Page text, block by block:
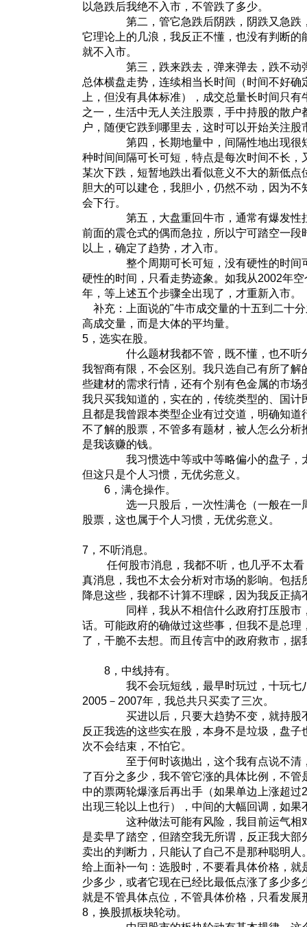
以急跌后我绝不入市，不管跌了多少。
第二，管它急跌后阴跌，阴跌又急跌，
它理论上的几浪，我反正不懂，也没有判断的
就不入市。
第三，跌来跌去，弹来弹去，跌不动弹
总体横盘走势，连续相当长时间（时间不好确
上，但没有具体标准），成交总量长时间只
之一，生活中无人关注股票，手中持股的散户
户，随便它跌到哪里去，这时可以开始关注股
第四，长期地量中，间隔性地出现很短
种时间间隔可长可短，特点是每次时间不长，
某次下跌，短暂地跌出看似意义不大的新低点
胆大的可以建仓，我胆小，仍然不动，因为不
会下行。
第五，大盘重回牛市，通常有爆发性拉
前面的震仓式的偶而急拉，所以宁可踏空一段
以上，确定了趋势，才入市。
整个周期可长可短，没有硬性的时间可
硬性的时间，只看走势迹象。如我从2002年
年，等上述五个步骤全出现了，才重新入市。
补充：上面说的"牛市成交量的十五到二十
高成交量，而是大体的平均量。
5，选实在股。
什么题材我都不管，既不懂，也不听分
我智商有限，不会区别。我只选自己有所了解
些建材的需求行情，还有个别有色金属的市场
我只买我知道的，实在的，传统类型的、国计
且都是我曾跟本类型企业有过交道，明确知
不了解的股票，不管多有题材，被人怎么分析
是我该赚的钱。
我习惯选中等或中等略偏小的盘子，太
但这只是个人习惯，无优劣意义。
6，满仓操作。
选一只股后，一次性满仓（一般在一周
股票，这也属于个人习惯，无优劣意义。
7，不听消息。
任何股市消息，我都不听，也几乎不太看
真消息，我也不太会分析对市场的影响。包括
降息这些，我都不计算不理睬，因为我反正搞
同样，我从不相信什么政府打压股市，
话。可能政府的确做过这些事，但我不是总理
了，干脆不去想。而且传言中的政府救市，据
8，中线持有。
我不会玩短线，最早时玩过，十玩七八
2005－2007年，我总共只买卖了三次。
买进以后，只要大趋势不变，就持股不
反正我选的这些实在股，本身不是垃圾，盘子
次不会结束，不怕它。
至于何时该抛出，这个我有点说不清，
了百分之多少，我不管它涨的具体比例，不管
中的票两轮爆涨后再出手（如果单边上涨超过
出现三轮以上也行），中间的大幅回调，如果
这种做法可能有风险，我目前运气相对
是卖早了踏空，但踏空我无所谓，反正我大部
卖出的判断力，只能认了自己不是那种聪明人
给上面补一句：选股时，不要看具体价格，就
少多少，或者它现在已经比最低点涨了多少多
就是不管具体点位，不管具体价格，只看发展
8，换股抓板块轮动。